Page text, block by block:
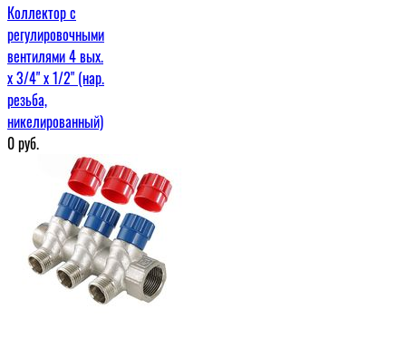
Коллектор с
регулировочными
вентилями 4 вых.
х 3/4" х 1/2" (нар.
резьба,
никелированный)
0руб.